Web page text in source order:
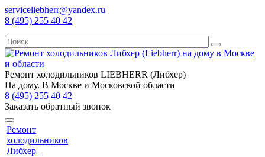
serviceliebherr@yandex.ru
8 (495) 255 40 42
Ремонт холодильников LIEBHERR (Либхер)
На дому. В Москве и Московской области
8 (495) 255 40 42
Заказать обратный звонок
Ремонт
холодильников
Либхер